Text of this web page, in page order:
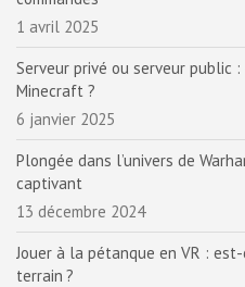
1 avril 2025
Serveur privé ou serveur public
Minecraft ?
6 janvier 2025
Plongée dans l’univers de
captivant
13 décembre 2024
Jouer à la pétanque en VR :
terrain ?